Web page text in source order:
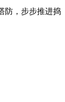
防，步步推进捣